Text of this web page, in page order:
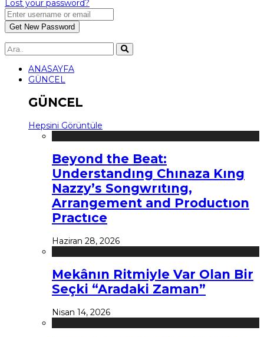
Lost your password?
ANASAYFA
GÜNCEL
GÜNCEL
Hepsini Görüntüle
Beyond the Beat:
Understandıng Chınaza Kıng
Nazzy’s Songwrıtıng,
Arrangement and Productıon
Practıce
Haziran 28, 2026
Mekânın Ritmiyle Var Olan Bir
Seçki “Aradaki Zaman”
Nisan 14, 2026